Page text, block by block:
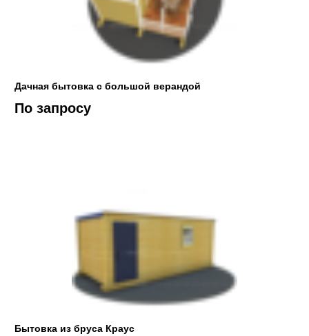
Дачная бытовка с большой верандой
По запросу
Бытовка из бруса Краус